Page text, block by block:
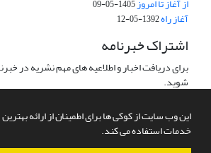
این وب سایت از کوکی ها برای اطمینان از ارائه بهترین
خدمات استفاده می کند.
از آغاز تا امروز1405-05-09
آغاز راه1392-05-12
اشتراک خبرنامه
برای دریافت اخبار و اطلاعیه های مهم نشریه در
شوید.